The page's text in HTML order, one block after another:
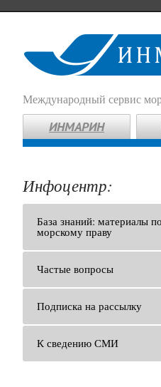
Международный сервис
ИНМАРИН
Инфоцентр:
База знаний: материалы по
морскому праву
Частые вопросы
Подписка на рассылку
К сведению СМИ